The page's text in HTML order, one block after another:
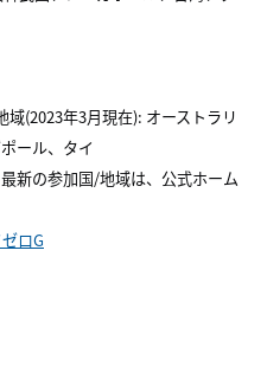
(2023年3月現在): オーストラリ
ール、タイ
新の参加国/地域は、公式ホーム
ロG